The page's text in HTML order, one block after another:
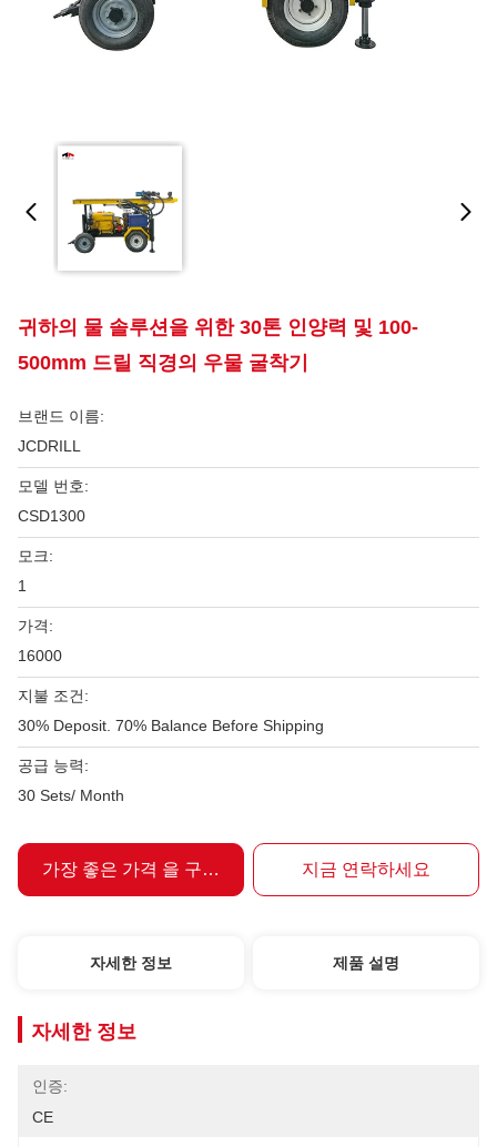
귀하의 물 솔루션을 위한 30톤 인양력 및 100-
500mm 드릴 직경의 우물 굴착기
브랜드 이름:
JCDRILL
모델 번호:
CSD1300
모크:
1
가격:
16000
지불 조건:
30% Deposit. 70% Balance Before Shipping
공급 능력:
30 Sets/ Month
가장 좋은 가격 을 구하라 지금 연락하세요
자세한 정보 제품 설명
자세한 정보
인증:
CE